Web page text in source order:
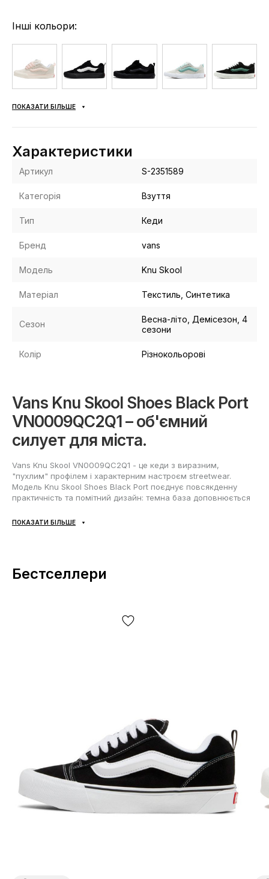
Інші кольори:
ПОКАЗАТИ БІЛЬШЕ
Характеристики
Артикул S-2351589
Категорія Взуття
Тип Кеди
Бренд vans
Модель Knu Skool
Матеріал Текстиль, Синтетика
Сезон
Весна-літо, Демісезон, 4
сезони
Колір Різнокольорові
Vans Knu Skool Shoes Black Port
VN0009QC2Q1 – об'ємний
силует для міста.
Vans Knu Skool VN0009QC2Q1 - це кеди з виразним,
"пухлим" профілем і характерним настроєм streetwear.
Модель Knu Skool Shoes Black Port поєднує повсякденну
практичність та помітний дизайн: темна база доповнюється
головним елементом образу. Ці Vans Knu Skool підходять і
Що всередині та зовні
комфортними протягом дня. Усередині - м'яка обробка, яка
Надійна гумова підошва для міського покриття.
Посилені зони у ключових місцях, щоб пара довше
виглядала акуратно.
Класична для бренду гумова підмітка впевнено тримається
на асфальті та плитці, а низький силует зберігає свободу
рухів. За рахунок продуманої конструкції Vans Knu Skool
Shoes Black Port VN0009QC2Q1 зручно носити як у теплий
ПОКАЗАТИ БІЛЬШЕ
Бестселлери